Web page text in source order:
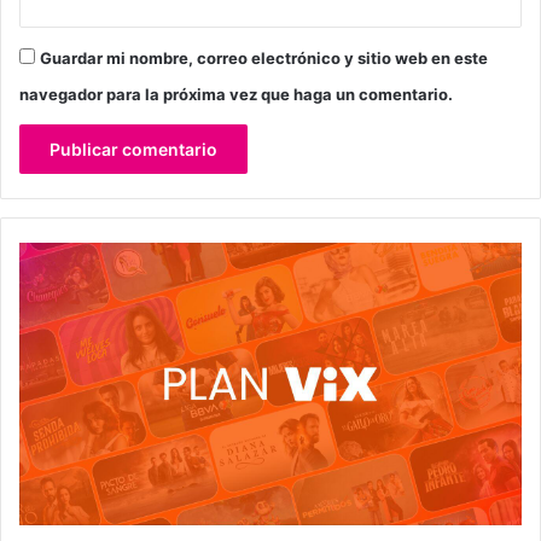
Guardar mi nombre, correo electrónico y sitio web en este
navegador para la próxima vez que haga un comentario.